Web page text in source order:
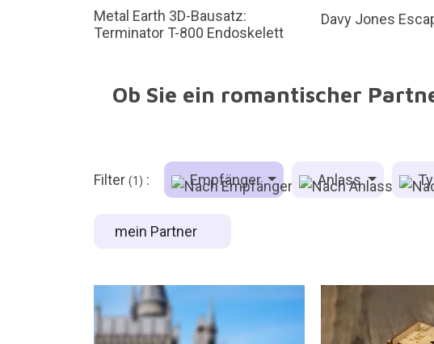
Metal Earth 3D-Bausatz:
Terminator T-800 Endoskelett
Davy Jones
Ob Sie ein romantischer
Filter (1) : Empfänger Anlass
mein Partner